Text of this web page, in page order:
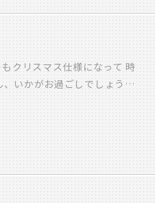
分が組みあがっていました！
みすぎてなかなか寝付けなか
ラとスマホを手に潜入！！ 足
大工さんたちの手際の良さ
いき、あっというまにカタチ
」 「あそこはどうなるんで
った大工さんたち。 実際の
した。 2階部分もあっという
した！ この後、 垂木、遮熱性
ルーフィング（防水シート）
て この日の工事は無事終
。 S様、本当におめでとうご
クリスマス仕様になって 時
いかがお過ごしでしょう
印象です 先週のお休みの日に
ップされた紅葉を見ることが
み方ができて とても綺麗で
・ 〇 完成見学会のお知ら
頂けます 全て完全予約制
待ちしております！ ・・・